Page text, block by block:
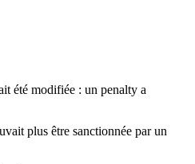
été modifiée : un penalty a
plus être sanctionnée par un